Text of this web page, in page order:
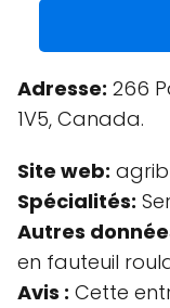
Adresse: 266
1V5, Canada.
Site web:
Spécialités:
Autres
en fauteuil
Avis : Cette